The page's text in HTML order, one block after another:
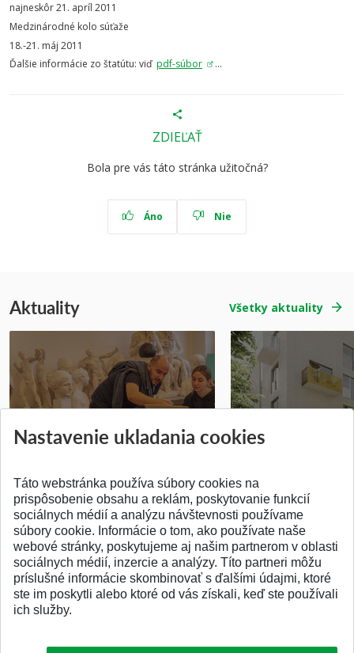
najneskôr 21. apríl 2011
Medzinárodné kolo súťaže
18.-21. máj 2011
Ďalšie informácie zo štatútu: viď pdf-súbor ...
ZDIEĽAŤ
Bola pre vás táto stránka užitočná?
Áno Nie
Aktuality Všetky aktuality
Pridané 14.07.2026 Pridané 03.07.2026
SPÄŤ NA VRCH
Nastavenie ukladania cookies
Táto webstránka používa súbory cookies na
prispôsobenie obsahu a reklám, poskytovanie funkcií
sociálnych médií a analýzu návštevnosti používame
súbory cookie. Informácie o tom, ako používate naše
webové stránky, poskytujeme aj našim partnerom v oblasti
sociálnych médií, inzercie a analýzy. Títo partneri môžu
príslušné informácie skombinovať s ďalšími údajmi, ktoré
ste im poskytli alebo ktoré od vás získali, keď ste používali
ich služby.